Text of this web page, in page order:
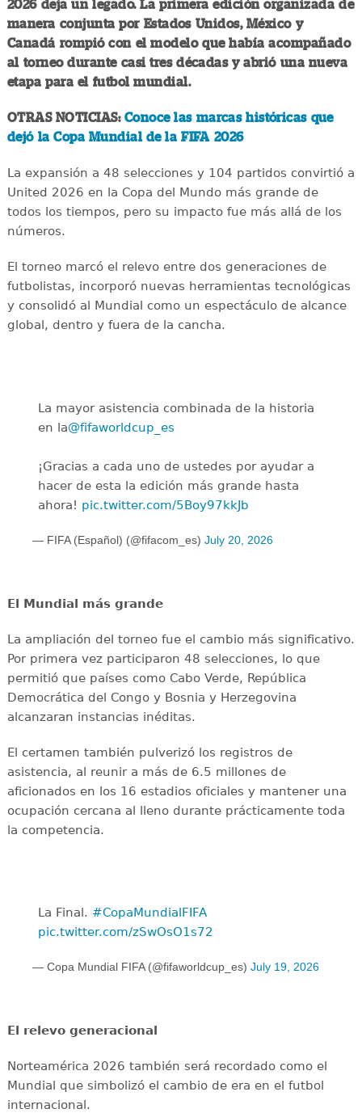
2026 deja un legado. La primera edición organizada de
manera conjunta por Estados Unidos, México y
Canadá rompió con el modelo que había acompañado
al torneo durante casi tres décadas y abrió una nueva
etapa para el futbol mundial.
OTRAS NOTICIAS: Conoce las marcas históricas que
dejó la Copa Mundial de la FIFA 2026
La expansión a 48 selecciones y 104 partidos convirtió a
United 2026 en la Copa del Mundo más grande de
todos los tiempos, pero su impacto fue más allá de los
números.
El torneo marcó el relevo entre dos generaciones de
futbolistas, incorporó nuevas herramientas tecnológicas
y consolidó al Mundial como un espectáculo de alcance
global, dentro y fuera de la cancha.
La mayor asistencia combinada de la historia
en la@fifaworldcup_es
¡Gracias a cada uno de ustedes por ayudar a
hacer de esta la edición más grande hasta
ahora! pic.twitter.com/5Boy97kkJb
— FIFA (Español) (@fifacom_es) July 20, 2026
El Mundial más grande
La ampliación del torneo fue el cambio más significativo.
Por primera vez participaron 48 selecciones, lo que
permitió que países como Cabo Verde, República
Democrática del Congo y Bosnia y Herzegovina
alcanzaran instancias inéditas.
El certamen también pulverizó los registros de
asistencia, al reunir a más de 6.5 millones de
aficionados en los 16 estadios oficiales y mantener una
ocupación cercana al lleno durante prácticamente toda
la competencia.
La Final. ️ #CopaMundialFIFA
pic.twitter.com/zSwOsO1s72
— Copa Mundial FIFA (@fifaworldcup_es) July 19, 2026
El relevo generacional
Norteamérica 2026 también será recordado como el
Mundial que simbolizó el cambio de era en el futbol
internacional.